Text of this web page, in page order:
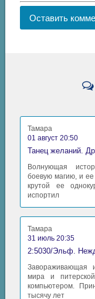
Оставить
Тамара
01 август 20:50
Танец желаний.
Волнующая
боевую магию, и
крутой ее
испортил
Тамара
31 июль 20:35
2:5030/Эльф.
Завораживающая
мира и
компьютером.
тысячу лет